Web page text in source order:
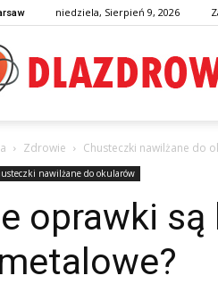
niedziela, Sierpień 9, 2026
Zdrowie Chusteczki nawilżane do
nawilżane do okularów
oprawki